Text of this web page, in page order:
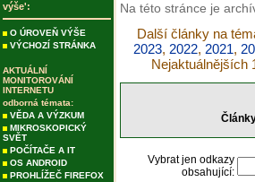
výše':
O ÚROVEŇ VÝŠE
VÝCHOZÍ STRÁNKA
AKTUÁLNÍ
MONITOROVÁNÍ
INTERNETU
odborná témata:
VĚDA A VÝZKUM
MIKROSKOPICKÝ
SVĚT
POČÍTAČE A IT
OS ANDROID
PROHLÍŽEČ FIREFOX
Na této stránce je
Další články na
2023, 2022, 2021,
Nejaktuálnějších
Vybrat jen odkazy
obsahující: